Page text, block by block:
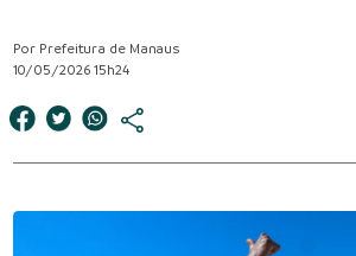
Por Prefeitura de Manaus
10/05/2026 15h24